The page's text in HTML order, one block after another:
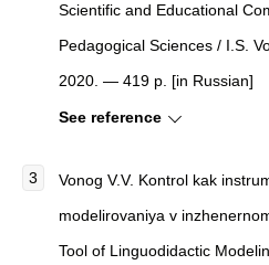
Scientific and Educational
Pedagogical Sciences / I.S.
2020. — 419 p. [in Russian]
See reference
Vonog V.V. Kontrol kak
modelirovaniya v
Tool of Linguodidactic